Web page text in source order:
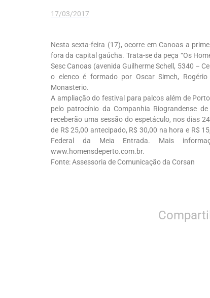
17/03/2017
Nesta sexta-feira (17), ocorre em Canoas a
fora da capital gaúcha. Trata-se da peça “Os
Sesc Canoas (avenida Guilherme Schell, 5340 –
o elenco é formado por Oscar Simch,
Monasterio.
A ampliação do festival para palcos além de
pelo patrocínio da Companhia Riograndense
receberão uma sessão do espetáculo, nos dias
de R$ 25,00 antecipado, R$ 30,00 na hora e R$
Federal da Meia Entrada. Mais
www.homensdeperto.com.br.
Fonte: Assessoria de Comunicação da Corsan